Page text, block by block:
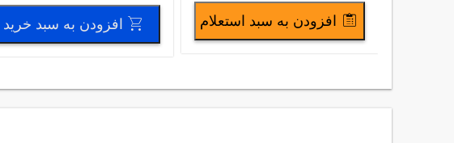
افزودن به سبد خرید افزودن به سبد استعلام